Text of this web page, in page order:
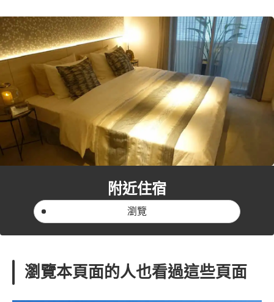
附近住宿
瀏覽
瀏覽本頁面的人也看過這些頁面